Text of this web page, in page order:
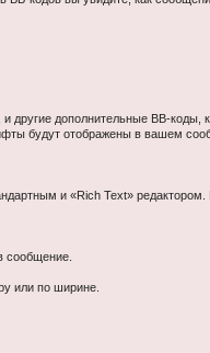
дополнительные BB-коды,
будут отображены в вашем
и «Rich Text»
сообщение.
или по ширине.